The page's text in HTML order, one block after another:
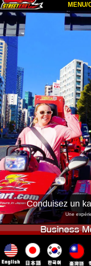
MENU/
Entreprise
Tokyo Shinagawa
Tokyo Akihabara#2
Tokyo Shibuya Annexe
Tokyo Asakusa
Okinawa
Conduisez un
Une